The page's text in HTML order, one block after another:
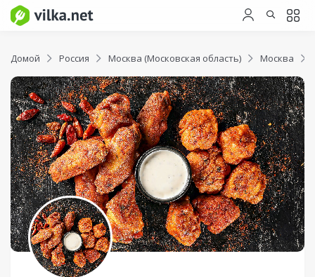
Домой Россия Москва (Московская область) Москва